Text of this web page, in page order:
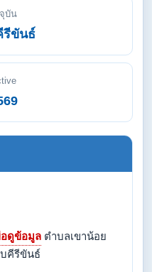
บัน
รีขันธ์
อดูข้อมูล ตำบลเขาน้อย
คีรีขันธ์